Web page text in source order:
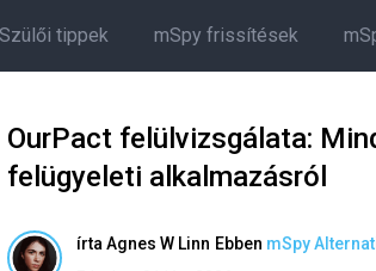
Szülői tippek mSpy frissítések
OurPact felülvizsgálata:
felügyeleti alkalmazásról
írta Agnes W Linn Ebben mSpy